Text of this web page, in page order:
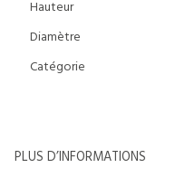
Hauteur
Diamètre
Catégorie
PLUS D’INFORMATIONS